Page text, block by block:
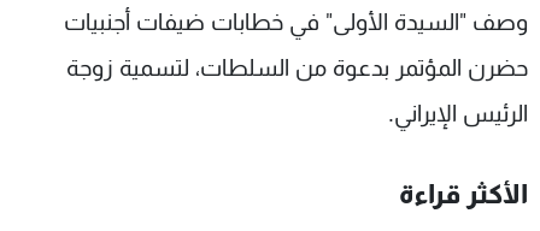
وصف "السيدة الأولى" في خطابات ضيفات أجنبيات
حضرن المؤتمر بدعوة من السلطات، لتسمية زوجة
الرئيس الإيراني.
الأكثر قراءة